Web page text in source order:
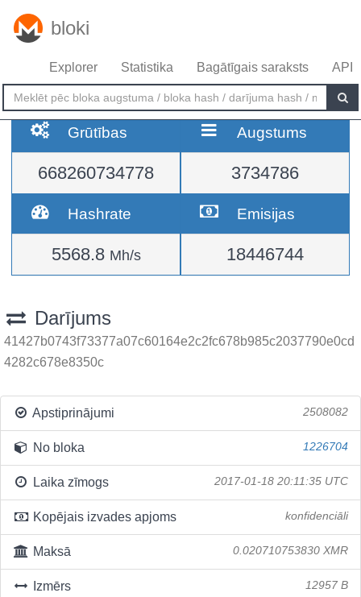
bloki
Explorer Statistika Bagātīgais saraksts API
Grūtības
668260734778
Augstums
3734786
Hashrate
5568.8 Mh/s
Emisijas
18446744
Darījums
41427b0743f73377a07c60164e2c2fc678b985c2037790e0cd
4282c678e8350c
Apstiprinājumi 2508082
No bloka 1226704
Laika zīmogs 2017-01-18 20:11:35 UTC
Kopējais izvades apjoms konfidenciāli
Maksā 0.020710753830 XMR
Izmērs 12957 B